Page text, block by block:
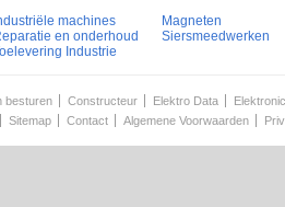
machines
Magneten
en onderhoud
Siersmeedwerken
Industrie
besturen Constructeur Elektro Data
Sitemap Contact Algemene Voorwaarden